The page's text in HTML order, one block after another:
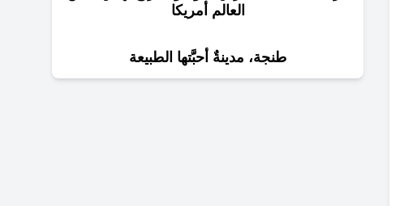
العالم أمريكا
طنجة، مدينةٌ أحبَّتها الطبيعة